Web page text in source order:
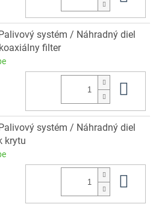
systém / Náhradný diel
filter
systém / Náhradný diel
krytu